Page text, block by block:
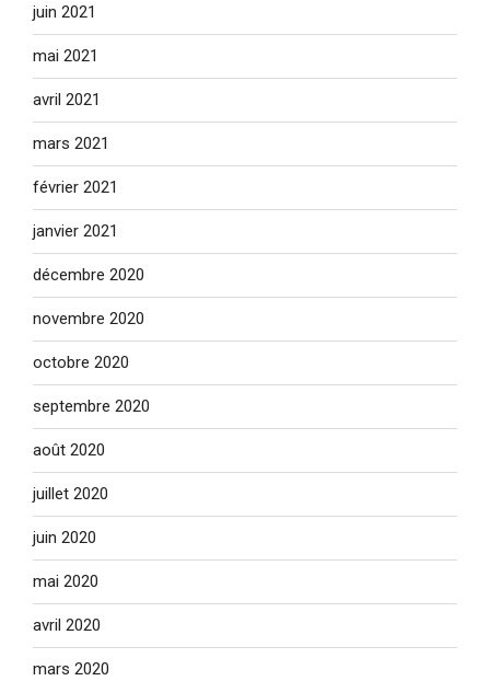
juin 2021
mai 2021
avril 2021
mars 2021
février 2021
janvier 2021
décembre 2020
novembre 2020
octobre 2020
septembre 2020
août 2020
juillet 2020
juin 2020
mai 2020
avril 2020
mars 2020